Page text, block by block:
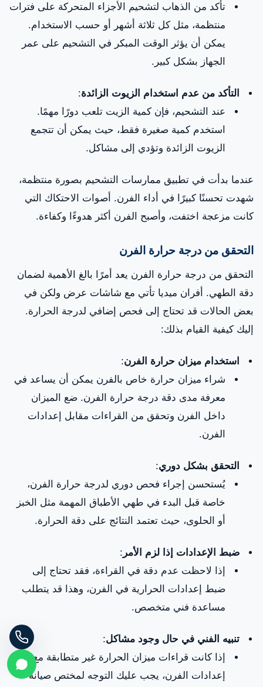
تأكد من الذهاب لتشحيم الأجزاء المتحركة على فترات
منتظمة، مثل كل ثلاثة أشهر أو حسب الاستخدام.
يمكن أن يؤثر الوقت المبكر في التشحيم على عمر
الجهاز بشكل كبير.
التأكد من عدم استخدام الزيوت الزائدة:
عند التشحيم، فإن كمية الزيت تلعب دورًا مهمًا.
استخدم كمية صغيرة فقط، حيث يمكن أن تتجمع
الزيوت الزائدة وتؤدي إلى مشاكل.
عندما بدأت في تطبيق ممارسات التشحيم بصورة منتظمة،
شهدت تحسنًا كبيرًا في أداء الفرن. أصوات الاحتكاك التي
كانت مزعجة اختفت، وأصبح الفرن أكثر هدوءًا وكفاءة.
التحقق من درجة حرارة الفرن
التحقق من درجة حرارة الفرن يعد أمرًا بالغ الأهمية لضمان
دقة الطهي. أفران ميديا تأتي مع شاشات عرض ولكن في
بعض الحالات قد تحتاج إلى فحص إضافي لدرجة الحرارة.
إليك كيفية القيام بذلك:
استخدام ميزان حرارة الفرن:
شراء ميزان حرارة خاص بالفرن يمكن أن يساعد في
معرفة مدى دقة درجة حرارة الفرن. ضع الميزان
داخل الفرن وتحقق من القراءات مقابل إعدادات
الفرن.
التحقق بشكل دوري:
يُستحسن إجراء فحص دوري لدرجة حرارة الفرن،
خاصة قبل البدء في طهي الأطباق المهمة مثل الخبز
أو الحلوى، حيث تعتمد النتائج على دقة الحرارة.
ضبط الإعدادات إذا لزم الأمر :
إذا لاحظت عدم دقة في القراءة، فقد تحتاج إلى
ضبط إعدادات الحرارية في الفرن، وهذا قد يتطلب
مساعدة فني متخصص.
تنبيه الفني في حال وجود مشاكل:
إذا كانت قراءات ميزان الحرارة غير متطابقة مع
إعدادات الفرن، يجب عليك التوجه لمختص صيانة